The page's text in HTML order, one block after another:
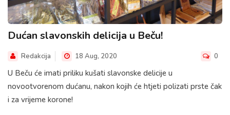
Dućan slavonskih delicija u Beču!
Redakcija 18 Aug, 2020 0
U Beču će imati priliku kušati slavonske delicije u
novootvorenom dućanu, nakon kojih će htjeti polizati prste čak
i za vrijeme korone!